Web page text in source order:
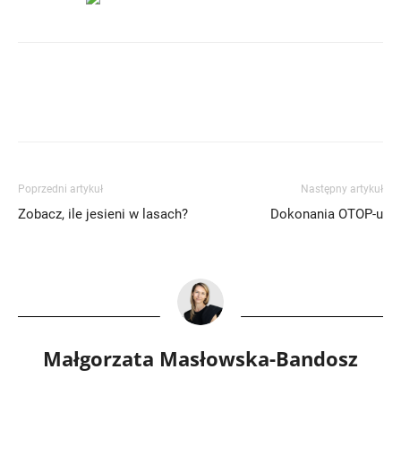
Poprzedni artykuł
Zobacz, ile jesieni w lasach?
Następny artykuł
Dokonania OTOP-u
Małgorzata Masłowska-Bandosz